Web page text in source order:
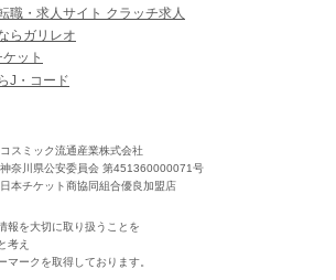
職・求人サイト クラッチ求人
らガリレオ
ット
J・コード
コスミック流通産業株式会社
神奈川県公安委員会 第451360000071号
日本チケット商協同組合優良加盟店
報を大切に取り扱うことを
考え
マークを取得しております。